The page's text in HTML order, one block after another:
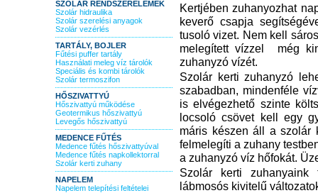
SZOLÁR RENDSZERELEMEK
Szolár hidraulika
Szolár szerelési anyagok
Szolár vezérlés
TARTÁLY, BOJLER
Fűtési puffer tartály
Használati meleg víz tárolók
Speciális és kombi tárolók
Szolár termoszifon
HŐSZIVATTYÚ
Hőszivattyú működése
Geotermikus hőszivattyú
Levegős hőszivattyú
MEDENCE FŰTÉS
Medence fűtés hőszivattyúval
Medence fűtés napkollektorral
Szolár kerti zuhany
NAPELEM
Napelem telepítési feltételei
Kertjében zuhanyozhat
keverő csapja
tusoló vizet. Nem kell
melegített vízzel még
zuhanyzó vízét.
Szolár kerti zuhanyzó
szabadban, mindenféle
is elvégezhető szinte
locsoló csövet kell egy
máris készen áll a szolár
felmelegíti a zuhany
a zuhanyzó víz hőfokát.
Szolár kerti
lábmosós kivitelű